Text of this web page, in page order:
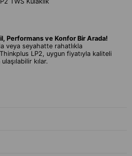
Performans ve Konfor Bir Arada!
veya seyahatte rahatlıkla
LP2, uygun fiyatıyla kaliteli
kılar.